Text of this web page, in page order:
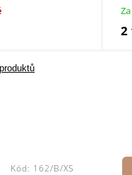
2
Kód: 162/B/XS